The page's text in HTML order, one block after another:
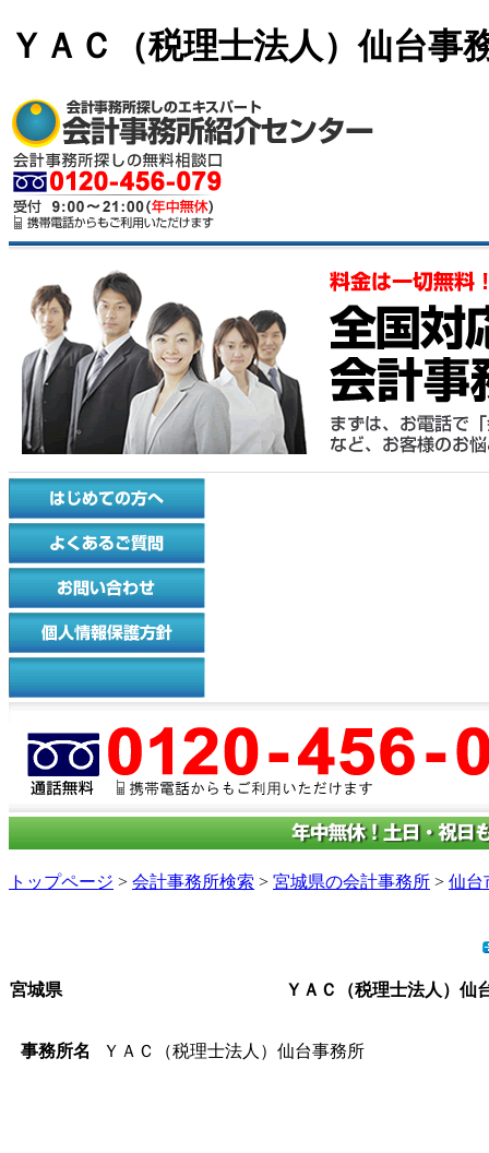
ＹＡＣ（税理士法人）仙台事
トップページ > 会計事務所検索 > 宮城県の会計事務所 > 仙台
宮城県 ＹＡＣ（税理士法人）仙
事務所名 ＹＡＣ（税理士法人）仙台事務所